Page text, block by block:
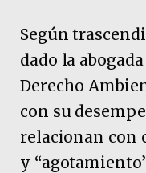
Según
dado la
Derecho
con su
relacionan con
y